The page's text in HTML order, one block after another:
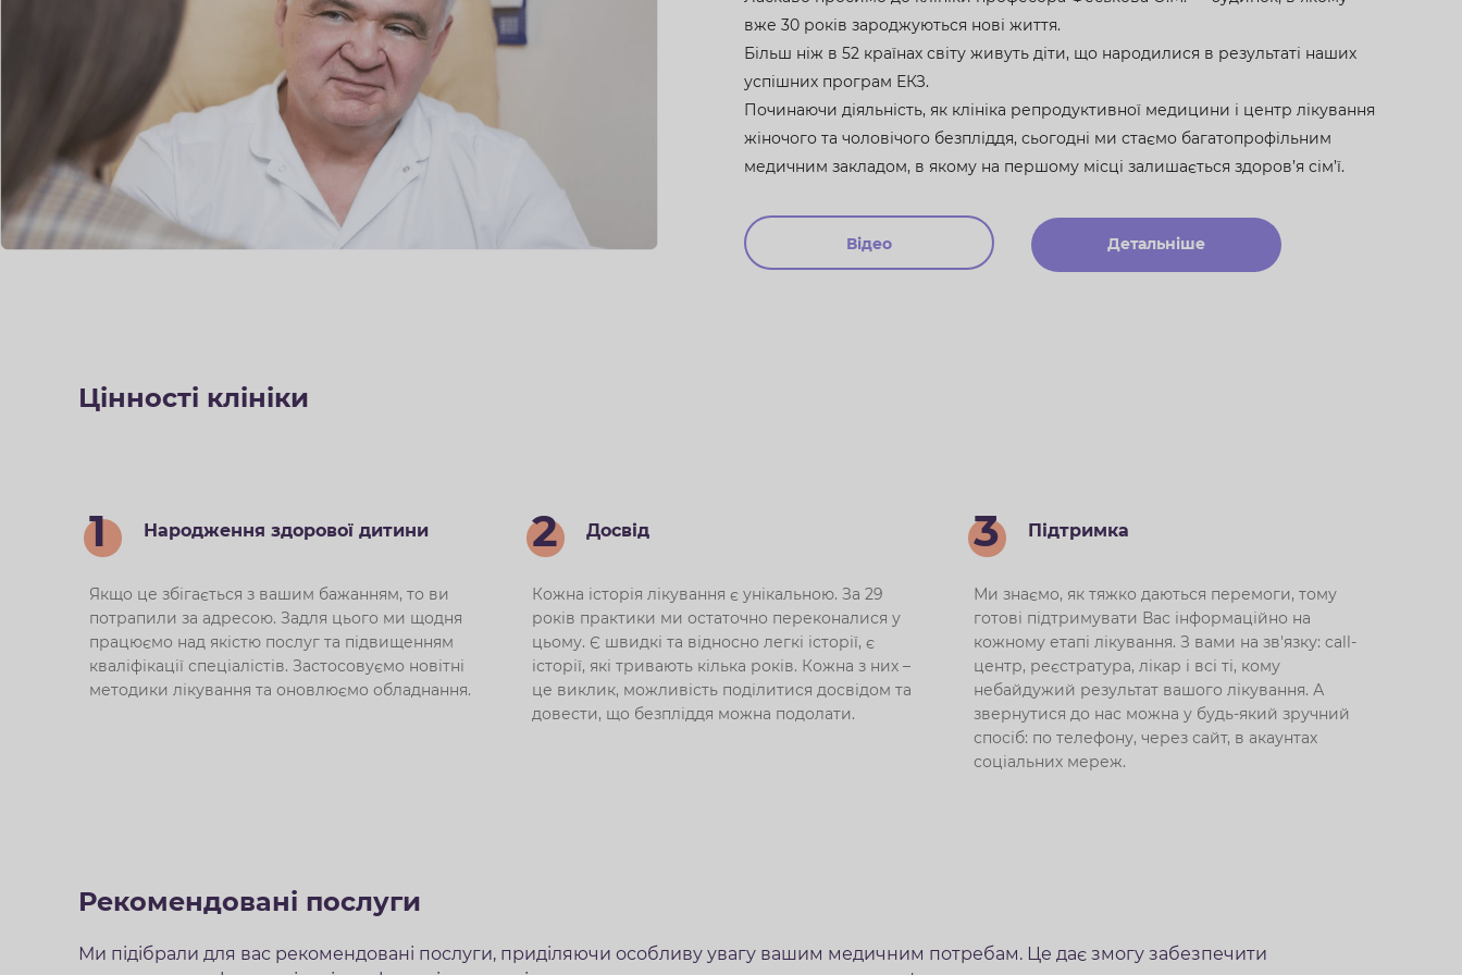
вже 30 років зароджуються нові життя.
Більш ніж в 52 країнах світу живуть діти, що народилися в результаті наших
успішних програм ЕКЗ.
Починаючи діяльність, як клініка репродуктивної медицини і центр лікування
жіночого та чоловічого безпліддя, сьогодні ми стаємо багатопрофільним
медичним закладом, в якому на першому місці залишається здоров’я сім’ї.
Відео Детальніше
Цінності клініки
1 Народження здорової дитини
Якщо це збігається з вашим бажанням, то ви
потрапили за адресою. Задля цього ми щодня
працюємо над якістю послуг та підвищенням
кваліфікації спеціалістів. Застосовуємо новітні
методики лікування та оновлюємо обладнання.
2 Досвід
Кожна історія лікування є унікальною. За 29
років практики ми остаточно переконалися у
цьому. Є швидкі та відносно легкі історії, є
історії, які тривають кілька років. Кожна з них –
це виклик, можливість поділитися досвідом та
довести, що безпліддя можна подолати.
3 Підтримка
Ми знаємо, як тяжко даються перемоги, тому
готові підтримувати Вас інформаційно на
кожному етапі лікування. З вами на зв'язку: call-
центр, реєстратура, лікар і всі ті, кому
небайдужий результат вашого лікування. А
звернутися до нас можна у будь-який зручний
спосіб: по телефону, через сайт, в акаунтах
соціальних мереж.
Рекомендовані послуги
Ми підібрали для вас рекомендовані послуги, приділяючи особливу увагу вашим медичним потребам. Це дає змогу забезпечити